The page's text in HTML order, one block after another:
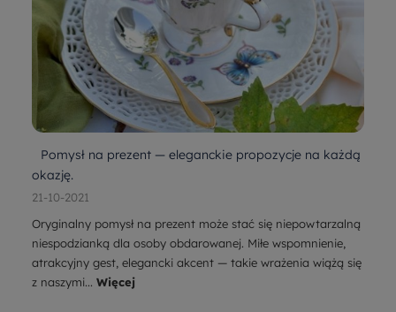
Pomysł na prezent — eleganckie propozycje na każdą
okazję.
21-10-2021
Oryginalny pomysł na prezent może stać się niepowtarzalną
niespodzianką dla osoby obdarowanej. Miłe wspomnienie,
atrakcyjny gest, elegancki akcent — takie wrażenia wiążą się
z naszymi... Więcej